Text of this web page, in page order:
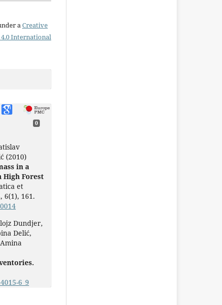
aCreative
International
0
(2010)
in a
High Forest
et
6(1), 161.
Dundjer,
Delić,
6_9